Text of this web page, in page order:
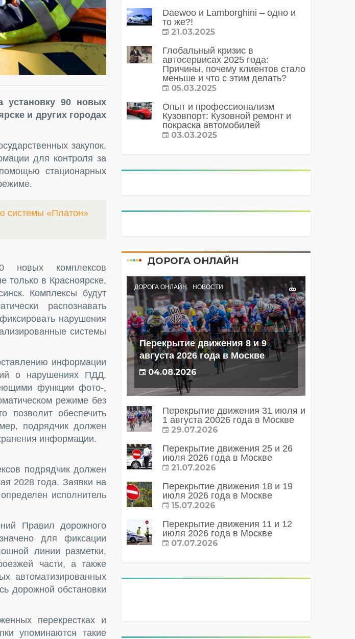
установку 90 новых
и других городах
закупок.
для контроля за
стационарных
системы «Платон»
новых комплексов
в Красноярске,
Комплексы будут
распознавать
нарушения
системы
информации
о нарушениях ПДД,
функции фото-,
режиме без
позволит обеспечить
подрядчик должен
информации.
подрядчик должен
2028 года. Заявки на
исполнитель
Правил дорожного
для фиксации
линии разметки,
части, а также
автоматизированных
дорожной обстановки
перекрестках и
упоминаются такие
Daewoo и Lamborghini – одно и
то же?!
21.03.2025
Глобальный кризис в
автосервисах 2025 года:
Причины, почему клиентов стало
меньше и что с этим делать?
05.03.2025
Опыт и профессионализм
Кузовпорт: Кузовной ремонт и
покраска автомобилей
03.03.2025
ДОРОГА ОНЛАЙН
ДОРОГА ОНЛАЙН НОВОСТИ
Перекрытие движения 8 и 9
августа 2026 года в Москве
04.08.2026
Перекрытие движения 31 июля и
1 августа 20026 года в Москве
29.07.2026
Перекрытие движения 25 и 26
июля 2026 года в Москве
21.07.2026
Перекрытие движения 18 и 19
июля 2026 года в Москве
15.07.2026
Перекрытие движения 11 и 12
июля 2026 года в Москве
07.07.2026